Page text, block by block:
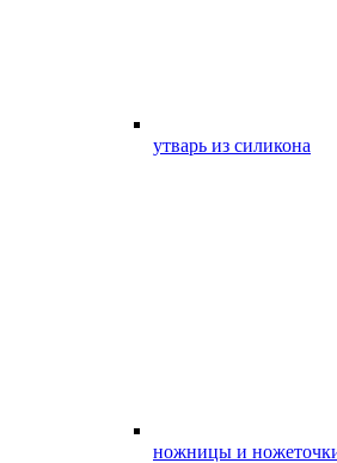
утварь из силикона
ножницы и